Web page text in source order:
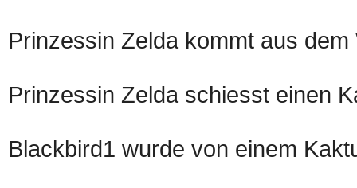
Prinzessin Zelda kommt aus dem
Prinzessin Zelda schiesst einen
Blackbird1 wurde von einem